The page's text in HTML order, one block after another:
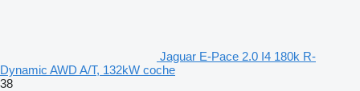
Jaguar E-Pace 2.0 I4 180k R-
Dynamic AWD A/T, 132kW coche
38